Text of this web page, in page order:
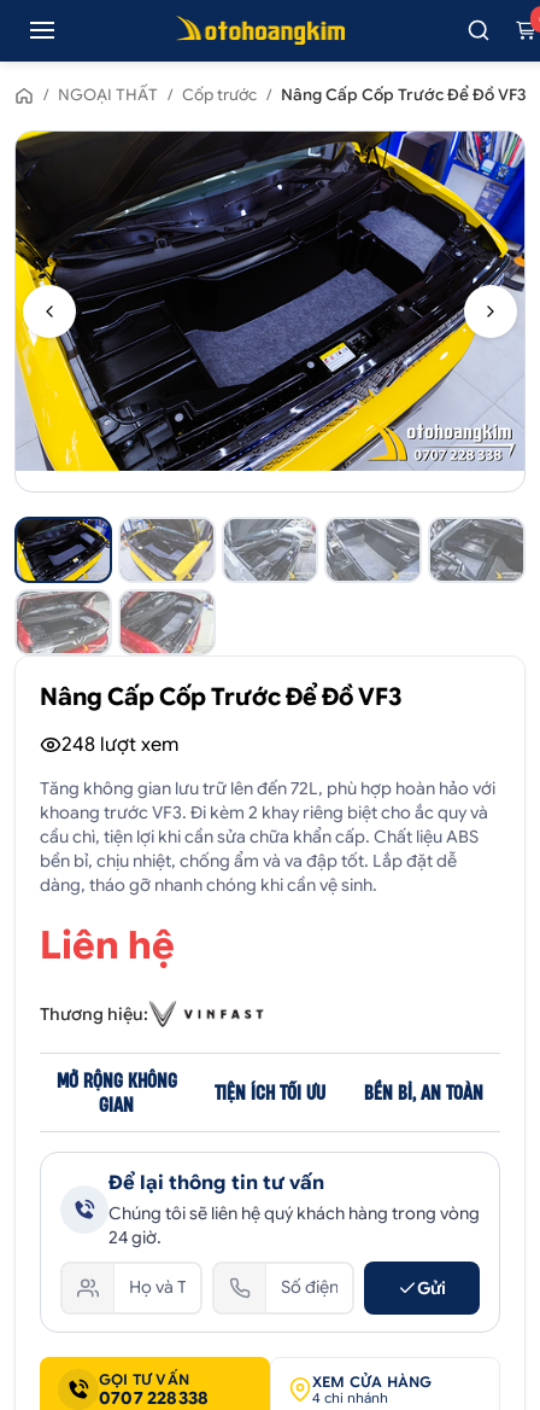
/ NGOẠI THẤT / Cốp trước / Nâng Cấp Cốp Trước Để Đồ VF3
Nâng Cấp Cốp Trước Để Đồ VF3
248 lượt xem
Tăng không gian lưu trữ lên đến 72L, phù hợp hoàn hảo với
khoang trước VF3. Đi kèm 2 khay riêng biệt cho ắc quy và
cầu chì, tiện lợi khi cần sửa chữa khẩn cấp. Chất liệu ABS
bền bỉ, chịu nhiệt, chống ẩm và va đập tốt. Lắp đặt dễ
dàng, tháo gỡ nhanh chóng khi cần vệ sinh.
Liên hệ
Thương hiệu:
MỞ RỘNG KHÔNG
GIAN
TIỆN ÍCH TỐI ƯU BỀN BỈ, AN TOÀN
Để lại thông tin tư vấn
Chúng tôi sẽ liên hệ quý khách hàng trong vòng
24 giờ.
Gửi
GỌI TƯ VẤN
0707 228338
XEM CỬA HÀNG
4 chi nhánh